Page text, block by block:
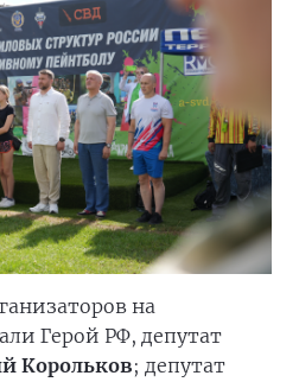
на
Герой РФ, депутат
Корольков; депутат